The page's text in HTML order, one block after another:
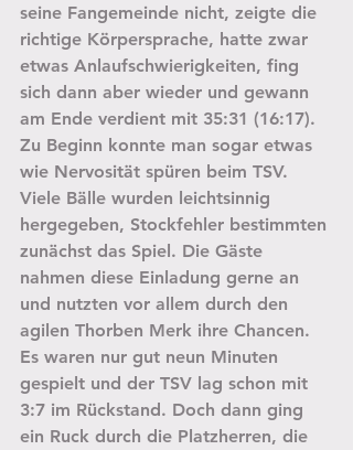
seine Fangemeinde nicht, zeigte die
richtige Körpersprache, hatte zwar
etwas Anlaufschwierigkeiten, fing
sich dann aber wieder und gewann
am Ende verdient mit 35:31 (16:17).
Zu Beginn konnte man sogar etwas
wie Nervosität spüren beim TSV.
Viele Bälle wurden leichtsinnig
hergegeben, Stockfehler bestimmten
zunächst das Spiel. Die Gäste
nahmen diese Einladung gerne an
und nutzten vor allem durch den
agilen Thorben Merk ihre Chancen.
Es waren nur gut neun Minuten
gespielt und der TSV lag schon mit
3:7 im Rückstand. Doch dann ging
ein Ruck durch die Platzherren, die